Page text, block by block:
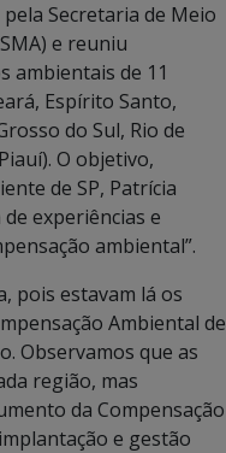
Secretaria de Meio
e reuniu
ambientais de 11
Espírito Santo,
do Sul, Rio de
O objetivo,
de SP, Patrícia
experiências e
ambiental”.
pois estavam lá os
Ambiental de
Observamos que as
região, mas
da Compensação
e gestão